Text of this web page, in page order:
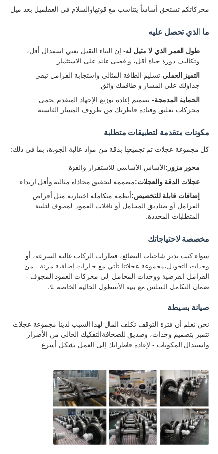
محركاتكم تستحق أساساً يتناسب مع قوتهاوالسلام في العقلميل بعد ميل
ما الذي تحصل عليه
طول العمر الذي لا مثيل له- إن البناء الثقيل يعني استبدال أقل،
وتكاليف دورة حياة أقل، وأقصى عائد على الاستثمار.
التميز العملي-تسليم الطاقة المثالي واستجابة الفرامل تبقي
جداولك على المسار و طاقمك واثق
الحماية المدمجة- تصميم إعادة توزيع الإجهاد المتقدم يحمي
محركات تعليق وقيادة قاطرتك من ظروف المسار القاسية
مكونات متقدمة لتطبيقات متطلبة
كل مجموعة عجلات تم تجميعها بدقة من مواد عالية الجودة، بما في ذلك:
محور مزور:الأساس الأساسي للاستقرار والقوة
عجلات الدقة والعجلات:مصممة لتحقيق محاذاة مثالية وأقل ارتداء
إضافات قابلة للتخصيص:أنظمة متكاملة اختيارية مثل أقراص
الفرامل أو صناديق المحامل أو ناقلات العمود المجوف لتلبية
المتطلبات المحددة.
مخصصة لاحتياجاتك
سواء كنت تدير شاحنات البضائع، قطارات الركاب عالية السرعة، أو
وحدات التحويل،مجموعة عجلاتنا تأتي مع خيارات إضافية مرنة - من
الفرامل القرصية ووحدات المحامل إلى محركات العمود المجوف -
ضمان التكامل السلس مع بنية الأسطول الحالية الخاصة بك.
صيانة بسيطة
نحن نعلم أن فترة التوقف تكلف المال لهذا السبب لدينا مجموعة عجلات
تتميز بتصميم وحدات، وصديق للصحافةالتفكيك الخالي من الأضرار
واستبدال المكونات - لإعادة قاطراتك إلى العمل بشكل أسرع.